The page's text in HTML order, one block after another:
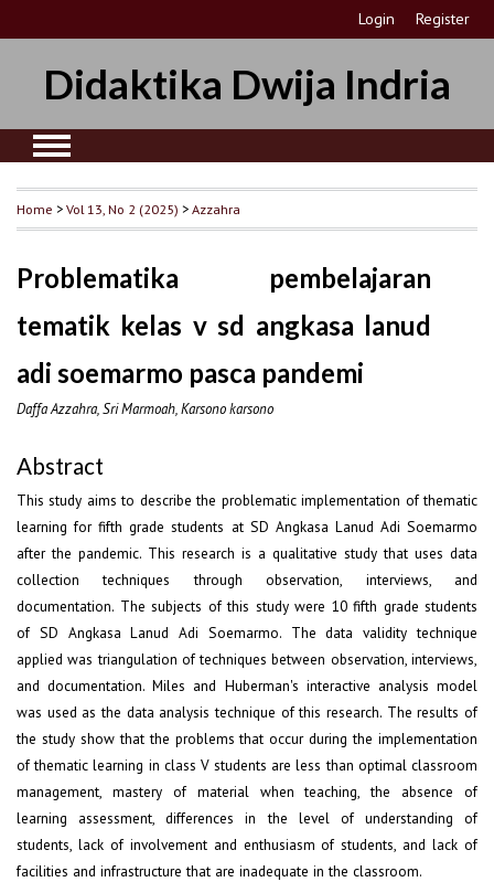
Login Register
Didaktika Dwija Indria
Home >Vol 13, No 2 (2025) >Azzahra
Problematika pembelajaran
tematik kelas v sd angkasa lanud
adi soemarmo pasca pandemi
Daffa Azzahra, Sri Marmoah, Karsono karsono
Abstract
This study aims to describe the problematic implementation of thematic
learning for fifth grade students at SD Angkasa Lanud Adi Soemarmo
after the pandemic. This research is a qualitative study that uses data
collection techniques through observation, interviews, and
documentation. The subjects of this study were 10 fifth grade students
of SD Angkasa Lanud Adi Soemarmo. The data validity technique
applied was triangulation of techniques between observation, interviews,
and documentation. Miles and Huberman's interactive analysis model
was used as the data analysis technique of this research. The results of
the study show that the problems that occur during the implementation
of thematic learning in class V students are less than optimal classroom
management, mastery of material when teaching, the absence of
learning assessment, differences in the level of understanding of
students, lack of involvement and enthusiasm of students, and lack of
facilities and infrastructure that are inadequate in the classroom.